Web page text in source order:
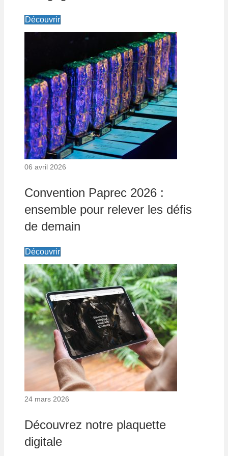
Découvrir
06 avril 2026
Convention Paprec 2026 :
ensemble pour relever les défis
de demain
Découvrir
24 mars 2026
Découvrez notre plaquette
digitale